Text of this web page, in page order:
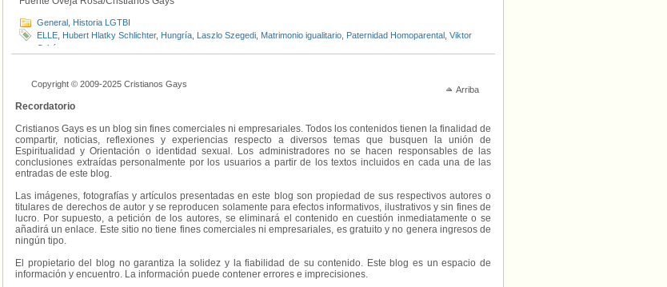
General Historia LGTBI
ELLE Hubert Hlatky Schlichter, Hungría Laszlo Szegedi Matrimonio igualitario Paternidad Homoparental Viktor
Orbán
Arriba
Copyright © 2009-2025 Cristianos Gays
Recordatorio
Cristianos Gays es un blog sin fines comerciales ni empresariales. Todos los contenidos tienen la finalidad de
compartir, noticias, reflexiones y experiencias respecto a diversos temas que busquen la unión de
Espiritualidad y Orientación o identidad sexual. Los administradores no se hacen responsables de las
conclusiones extraídas personalmente por los usuarios a partir de los textos incluidos en cada una de las
entradas de este blog.
Las imágenes, fotografías y artículos presentadas en este blog son propiedad de sus respectivos autores o
titulares de derechos de autor y se reproducen solamente para efectos informativos, ilustrativos y sin fines de
lucro. Por supuesto, a petición de los autores, se eliminará el contenido en cuestión inmediatamente o se
añadirá un enlace. Este sitio no tiene fines comerciales ni empresariales, es gratuito y no genera ingresos de
ningún tipo.
El propietario del blog no garantiza la solidez y la fiabilidad de su contenido. Este blog es un espacio de
información y encuentro. La información puede contener errores e imprecisiones.